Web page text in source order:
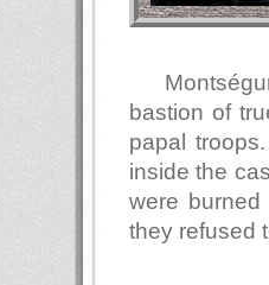
bastion of
papal
inside the
were
they refused